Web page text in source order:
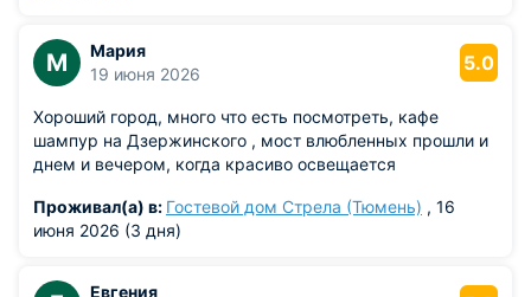
медицинского оборудования и инструментов.
промышленным, транспортным узелом, крупным
культурным, научным и образовательным центром.
Административное значение и функция Тюмени в
региональной системе расселения усиливается в процессе
восстановления Тюменской области в качестве единого
субъекта Российской Федерации.
В Тюмени находится международный аэропорт, речной
М
Мария
19 июня 2026
5.0
Хороший город, много что есть посмотреть, кафе
шампур на Дзержинского , мост влюбленных прошли и
днем и вечером, когда красиво освещается
Проживал(а) в: Гостевой дом Стрела (Тюмень) , 16
июня 2026 (3 дня)
Евгения